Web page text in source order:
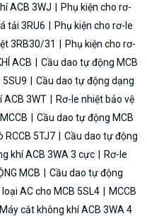
ACB 3WJ
Phụ kiện cho rơ-
tải 3RU6
Phụ kiện cho rơ-le
3RB30/31
Phụ kiện cho rơ-
ACB
Cầu dao tự động MCB
5SU9
Cầu dao tự động dạng
ACB 3WT
Rơ-le nhiệt bảo vệ
Cầu dao tự động MCB
RCCB 5TJ7
Cầu dao tự động
khí ACB 3WA 3 cực
Rơ-le
MCB
Cầu dao tự động
AC cho MCB 5SL4
MCCB
Máy cắt không khí ACB 3WA 4